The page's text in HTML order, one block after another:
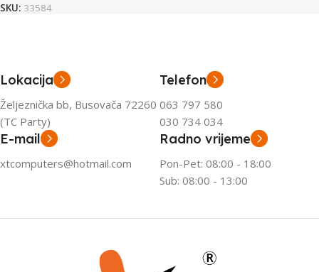
SKU: 33584
Lokacija
Željeznička bb, Busovača 72260
(TC Party)
Telefon
063 797 580
030 734 034
E-mail
xtcomputers@hotmail.com
Radno vrijeme
Pon-Pet: 08:00 - 18:00
Sub: 08:00 - 13:00